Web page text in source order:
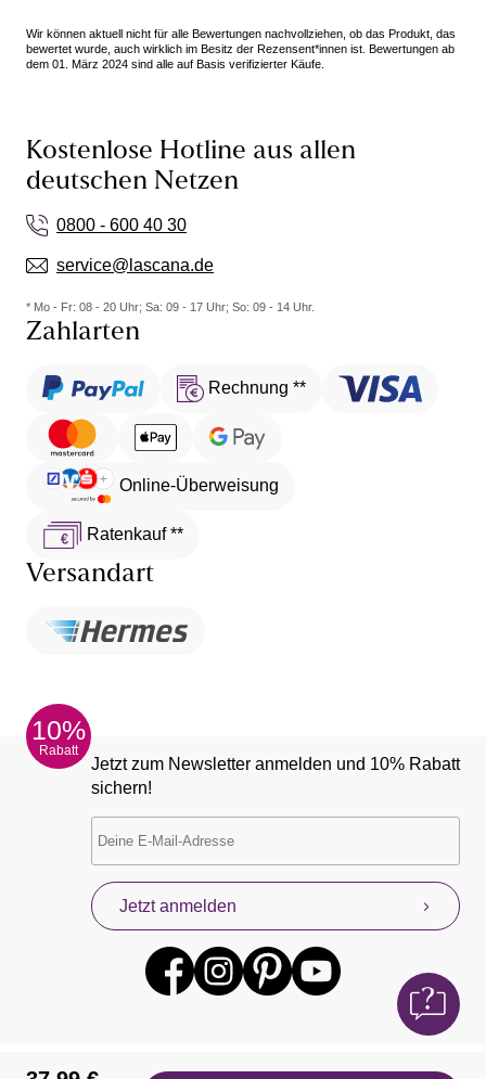
Wir können aktuell nicht für alle Bewertungen nachvollziehen, ob das Produkt, das
bewertet wurde, auch wirklich im Besitz der Rezensent*innen ist. Bewertungen ab
dem 01. März 2024 sind alle auf Basis verifizierter Käufe.
Kostenlose Hotline aus allen
deutschen Netzen
0800 - 600 40 30
service@lascana.de
* Mo - Fr: 08 - 20 Uhr; Sa: 09 - 17 Uhr; So: 09 - 14 Uhr.
Zahlarten
Rechnung **
Online-Überweisung
Ratenkauf **
Versandart
10%
Rabatt
Jetzt zum Newsletter anmelden und 10% Rabatt
sichern!
Jetzt anmelden